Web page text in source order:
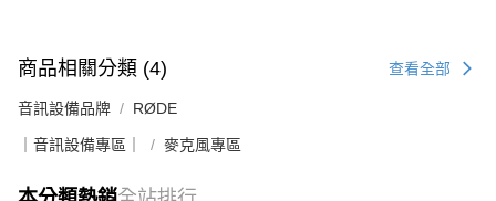
商品相關分類 (4) 查看全部
音訊設備品牌 RØDE
｜音訊設備專區｜ 麥克風專區